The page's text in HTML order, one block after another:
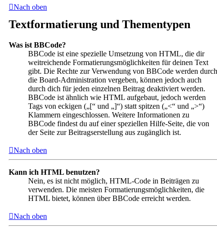
Nach oben
Textformatierung und Thementypen
Was ist BBCode?
BBCode ist eine spezielle Umsetzung von HTML, die dir
weitreichende Formatierungsmöglichkeiten für deinen Text
gibt. Die Rechte zur Verwendung von BBCode werden durch
die Board-Administration vergeben, können jedoch auch
durch dich für jeden einzelnen Beitrag deaktiviert werden.
BBCode ist ähnlich wie HTML aufgebaut, jedoch werden
Tags von eckigen („[“ und „]“) statt spitzen („<“ und „>“)
Klammern eingeschlossen. Weitere Informationen zu
BBCode findest du auf einer speziellen Hilfe-Seite, die von
der Seite zur Beitragserstellung aus zugänglich ist.
Nach oben
Kann ich HTML benutzen?
Nein, es ist nicht möglich, HTML-Code in Beiträgen zu
verwenden. Die meisten Formatierungsmöglichkeiten, die
HTML bietet, können über BBCode erreicht werden.
Nach oben